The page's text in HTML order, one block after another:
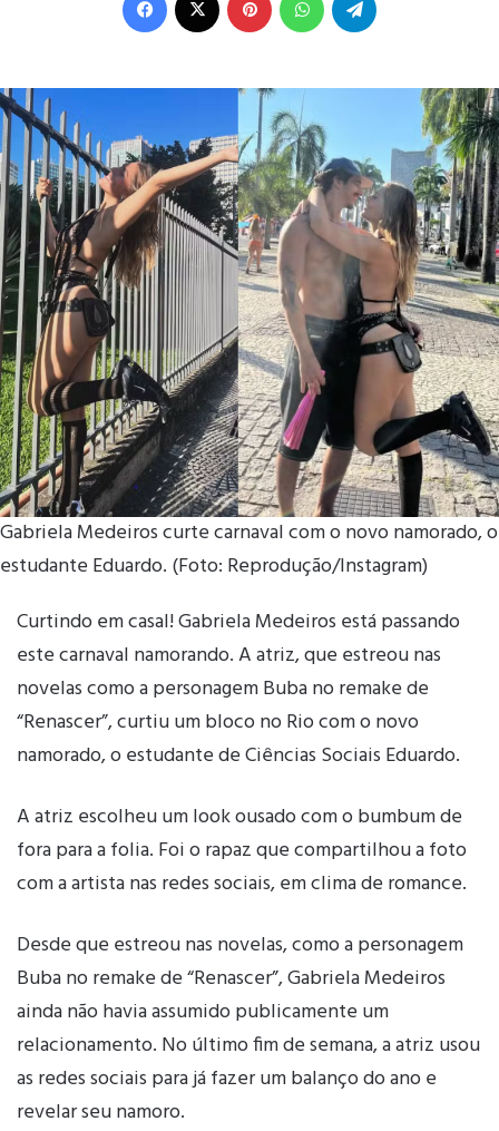
Gabriela Medeiros curte carnaval com o novo namorado, o
estudante Eduardo. (Foto: Reprodução/Instagram)
Curtindo em casal! Gabriela Medeiros está passando
este carnaval namorando. A atriz, que estreou nas
novelas como a personagem Buba no remake de
“Renascer”, curtiu um bloco no Rio com o novo
namorado, o estudante de Ciências Sociais Eduardo.
A atriz escolheu um look ousado com o bumbum de
fora para a folia. Foi o rapaz que compartilhou a foto
com a artista nas redes sociais, em clima de romance.
Desde que estreou nas novelas, como a personagem
Buba no remake de “Renascer”, Gabriela Medeiros
ainda não havia assumido publicamente um
relacionamento. No último fim de semana, a atriz usou
as redes sociais para já fazer um balanço do ano e
revelar seu namoro.